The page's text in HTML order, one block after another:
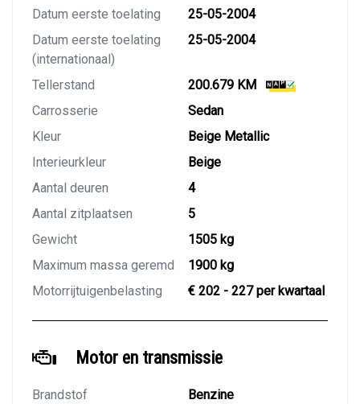
Datum eerste toelating
25-05-2004
Datum eerste toelating
(internationaal)
25-05-2004
Tellerstand
200.679 KM
Carrosserie
Sedan
Kleur
Beige Metallic
Interieurkleur
Beige
Aantal deuren
4
Aantal zitplaatsen
5
Gewicht
1505 kg
Maximum massa geremd
1900 kg
Motorrijtuigenbelasting
€ 202 - 227 per kwartaal
Motor en transmissie
Brandstof
Benzine